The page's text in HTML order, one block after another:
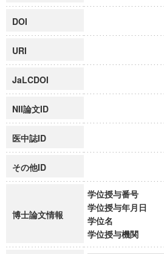
DOI
URI
JaLCDOI
NII論文ID
医中誌ID
その他ID
博士論文情報
学位授与番号
学位授与年月日
学位名
学位授与機関